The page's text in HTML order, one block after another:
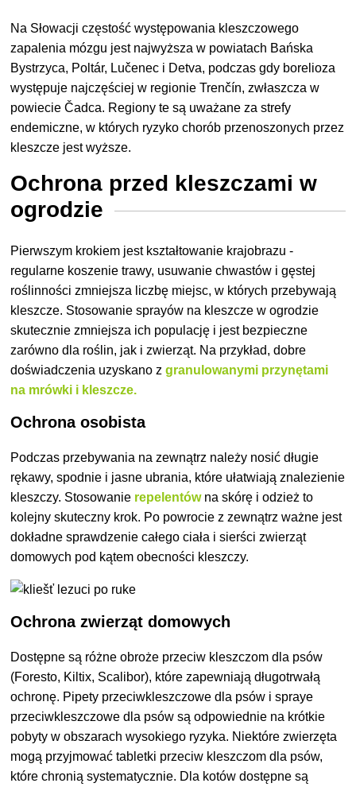
Na Słowacji częstość występowania kleszczowego
zapalenia mózgu jest najwyższa w powiatach Bańska
Bystrzyca, Poltár, Lučenec i Detva, podczas gdy borelioza
występuje najczęściej w regionie Trenčín, zwłaszcza w
powiecie Čadca. Regiony te są uważane za strefy
endemiczne, w których ryzyko chorób przenoszonych przez
kleszcze jest wyższe.
Ochrona przed kleszczami w
ogrodzie
Pierwszym krokiem jest kształtowanie krajobrazu -
regularne koszenie trawy, usuwanie chwastów i gęstej
roślinności zmniejsza liczbę miejsc, w których przebywają
kleszcze. Stosowanie sprayów na kleszcze w ogrodzie
skutecznie zmniejsza ich populację i jest bezpieczne
zarówno dla roślin, jak i zwierząt. Na przykład, dobre
doświadczenia uzyskano zgranulowanymi przynętami
na mrówki i kleszcze.
Ochrona osobista
Podczas przebywania na zewnątrz należy nosić długie
rękawy, spodnie i jasne ubrania, które ułatwiają znalezienie
kleszczy. Stosowanie repelentówna skórę i odzież to
kolejny skuteczny krok. Po powrocie z zewnątrz ważne jest
dokładne sprawdzenie całego ciała i sierści zwierząt
domowych pod kątem obecności kleszczy.
Ochrona zwierząt domowych
Dostępne są różne obroże przeciw kleszczom dla psów
(Foresto, Kiltix, Scalibor), które zapewniają długotrwałą
ochronę. Pipety przeciwkleszczowe dla psów i spraye
przeciwkleszczowe dla psów są odpowiednie na krótkie
pobyty w obszarach wysokiego ryzyka. Niektóre zwierzęta
mogą przyjmować tabletki przeciw kleszczom dla psów,
które chronią systematycznie. Dla kotów dostępne są